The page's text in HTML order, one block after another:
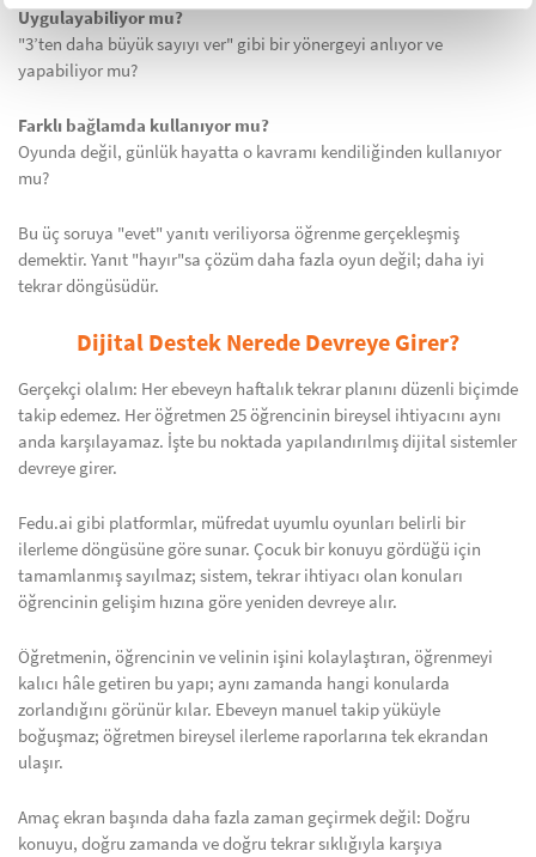
Uygulayabiliyor mu?
"3’ten daha büyük sayıyı ver" gibi bir yönergeyi anlıyor ve
yapabiliyor mu?
Farklı bağlamda kullanıyor mu?
Oyunda değil, günlük hayatta o kavramı kendiliğinden kullanıyor
mu?
Bu üç soruya "evet" yanıtı veriliyorsa öğrenme gerçekleşmiş
demektir. Yanıt "hayır"sa çözüm daha fazla oyun değil; daha iyi
tekrar döngüsüdür.
Dijital Destek Nerede Devreye Girer?
Gerçekçi olalım: Her ebeveyn haftalık tekrar planını düzenli biçimde
takip edemez. Her öğretmen 25 öğrencinin bireysel ihtiyacını aynı
anda karşılayamaz. İşte bu noktada yapılandırılmış dijital sistemler
devreye girer.
Fedu.ai gibi platformlar, müfredat uyumlu oyunları belirli bir
ilerleme döngüsüne göre sunar. Çocuk bir konuyu gördüğü için
tamamlanmış sayılmaz; sistem, tekrar ihtiyacı olan konuları
öğrencinin gelişim hızına göre yeniden devreye alır.
Öğretmenin, öğrencinin ve velinin işini kolaylaştıran, öğrenmeyi
kalıcı hâle getiren bu yapı; aynı zamanda hangi konularda
zorlandığını görünür kılar. Ebeveyn manuel takip yüküyle
boğuşmaz; öğretmen bireysel ilerleme raporlarına tek ekrandan
ulaşır.
Amaç ekran başında daha fazla zaman geçirmek değil: Doğru
konuyu, doğru zamanda ve doğru tekrar sıklığıyla karşıya